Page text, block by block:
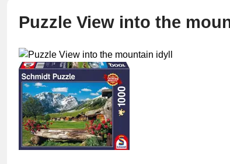
Puzzle View into the